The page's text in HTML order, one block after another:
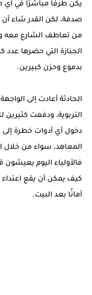
يكن طرفًا مباشرًا في
صدفة، لكن القدر شاء
من تعاطف الشارع معه
الجنازة التي حضرها عدد
بدموع وحزن كبيرين.
الحادثة أعادت إلى
التربوية، ودفعت كثيرين
دخول أي أدوات خطرة إلى
المعاهد، سواء من خلال
فالأولياء اليوم يعيشون
كيف يمكن أن يقع
أمانًا بعد البيت.